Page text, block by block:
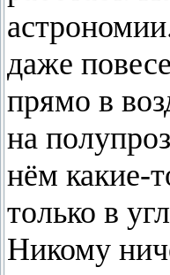
даже
прямо в
на
нём какие-
только в
Никому